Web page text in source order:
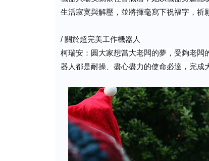
生活寂寞與解壓，並將揮毫寫下祝福字，祈
/ 關於超完美工作機器人
柯瑞安：圓大家想當大老闆的夢，受夠老
器人都是耐操、盡心盡力的使命必達，完成